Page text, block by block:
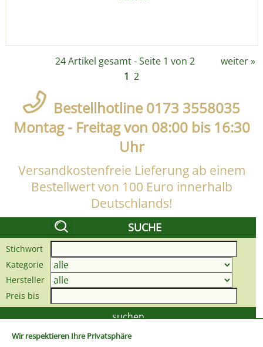
Wir respektieren Ihre Privatsphäre
24 Artikel gesamt - Seite 1 von 2 weiter»
1 2
Bestellhotline 0173 3558035
Montag - Freitag von 08:00 bis 16:30
Uhr
Versandkostenfreie Lieferung ab einem
Bestellwert von 100 Euro innerhalb
Deutschlands!
SUCHE
Stichwort
Kategorie
Hersteller
Preis bis